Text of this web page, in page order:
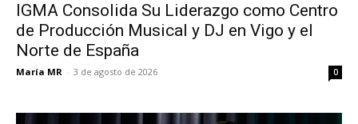
IGMA Consolida Su Liderazgo como Centro
de Producción Musical y DJ en Vigo y el
Norte de España
María MR - 3 de agosto de 2026 0